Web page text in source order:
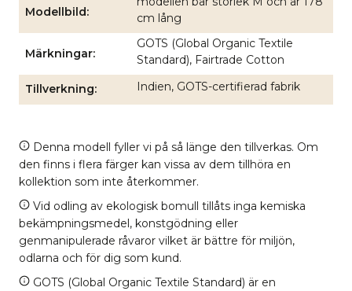
Modellbild
cm lång
Märkningar
GOTS (Global Organic Textile
Standard), Fairtrade Cotton
Tillverkning Indien, GOTS-certifierad fabrik
Denna modell fyller vi på så länge den tillverkas. Om
den finns i flera färger kan vissa av dem tillhöra en
kollektion som inte återkommer.
Vid odling av ekologisk bomull tillåts inga kemiska
bekämpningsmedel, konstgödning eller
genmanipulerade råvaror vilket är bättre för miljön,
odlarna och för dig som kund.
GOTS (Global Organic Textile Standard) är en